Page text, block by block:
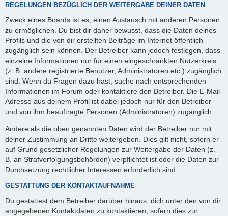
REGELUNGEN BEZÜGLICH DER WEITERGABE DEINER DATEN
Zweck eines Boards ist es, einen Austausch mit anderen Personen
zu ermöglichen. Du bist dir daher bewusst, dass die Daten deines
Profils und die von dir erstellten Beiträge im Internet öffentlich
zugänglich sein können. Der Betreiber kann jedoch festlegen, dass
einzelne Informationen nur für einen eingeschränkten Nutzerkreis
(z. B. andere registrierte Benutzer, Administratoren etc.) zugänglich
sind. Wenn du Fragen dazu hast, suche nach entsprechenden
Informationen im Forum oder kontaktiere den Betreiber. Die E-Mail-
Adresse aus deinem Profil ist dabei jedoch nur für den Betreiber
und von ihm beauftragte Personen (Administratoren) zugänglich.
Andere als die oben genannten Daten wird der Betreiber nur mit
deiner Zustimmung an Dritte weitergeben. Dies gilt nicht, sofern er
auf Grund gesetzlicher Regelungen zur Weitergabe der Daten (z.
B. an Strafverfolgungsbehörden) verpflichtet ist oder die Daten zur
Durchsetzung rechtlicher Interessen erforderlich sind.
GESTATTUNG DER KONTAKTAUFNAHME
Du gestattest dem Betreiber darüber hinaus, dich unter den von dir
angegebenen Kontaktdaten zu kontaktieren, sofern dies zur